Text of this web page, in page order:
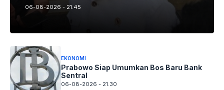
06-08-2026 - 21.45
EKONOMI
Prabowo Siap Umumkan Bos Baru Bank
Sentral
06-08-2026 - 21.30